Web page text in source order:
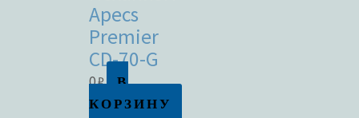
Apecs
Premier
CD-70-G
0₽
В
КОРЗИНУ